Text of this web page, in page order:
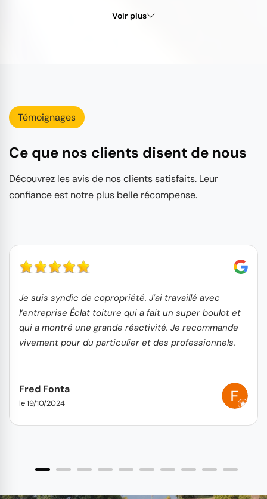
Voir plus
Témoignages
Ce que nos clients disent de nous
Découvrez les avis de nos clients satisfaits. Leur
confiance est notre plus belle récompense.
Je suis syndic de copropriété. J’ai travaillé avec
l’entreprise Éclat toiture qui a fait un super boulot et
qui a montré une grande réactivité. Je recommande
vivement pour du particulier et des professionnels.
Fred Fonta
le 19/10/2024